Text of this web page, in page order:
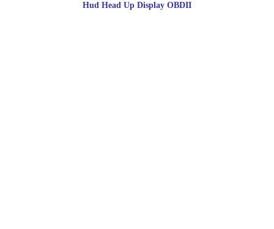
Hud Head Up Display OBDII